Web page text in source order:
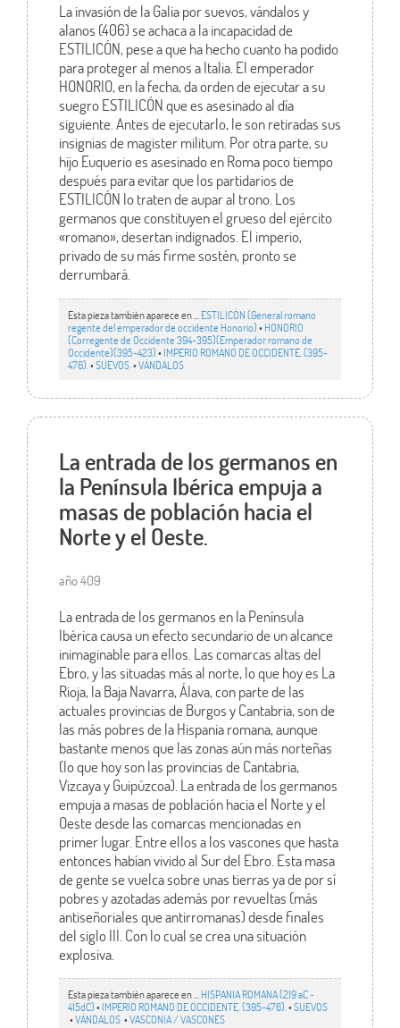
La invasión de la Galia por suevos, vándalos y
alanos (406) se achaca a la incapacidad de
ESTILICÓN, pese a que ha hecho cuanto ha podido
para proteger al menos a Italia. El emperador
HONORIO, en la fecha, da orden de ejecutar a su
suegro ESTILICÓN que es asesinado al día
siguiente. Antes de ejecutarlo, le son retiradas sus
insignias de magister militum. Por otra parte, su
hijo Euquerio es asesinado en Roma poco tiempo
después para evitar que los partidarios de
ESTILICÓN lo traten de aupar al trono. Los
germanos que constituyen el grueso del ejército
«romano», desertan indignados. El imperio,
privado de su más firme sostén, pronto se
derrumbará.
Esta pieza también aparece en ... ESTILICÓN (General romano
regente del emperador de occidente Honorio)• HONORIO
(Corregente de Occidente 394-395)(Emperador romano de
Occidente)(395-423)• IMPERIO ROMANO DE OCCIDENTE. (395-
476). •SUEVOS •VÁNDALOS
La entrada de los germanos en
la Península Ibérica empuja a
masas de población hacia el
Norte y el Oeste.
año 409
La entrada de los germanos en la Península
Ibérica causa un efecto secundario de un alcance
inimaginable para ellos. Las comarcas altas del
Ebro, y las situadas más al norte, lo que hoy es La
Rioja, la Baja Navarra, Álava, con parte de las
actuales provincias de Burgos y Cantabria, son de
las más pobres de la Hispania romana, aunque
bastante menos que las zonas aún más norteñas
(lo que hoy son las provincias de Cantabria,
Vizcaya y Guipúzcoa). La entrada de los germanos
empuja a masas de población hacia el Norte y el
Oeste desde las comarcas mencionadas en
primer lugar. Entre ellos a los vascones que hasta
entonces habían vivido al Sur del Ebro. Esta masa
de gente se vuelca sobre unas tierras ya de por sí
pobres y azotadas además por revueltas (más
antiseñoriales que antirromanas) desde finales
del siglo III. Con lo cual se crea una situación
explosiva.
Esta pieza también aparece en ... HISPANIA ROMANA (219 aC -
415dC)• IMPERIO ROMANO DE OCCIDENTE. (395-476). •SUEVOS
•VÁNDALOS •VASCONIA / VASCONES